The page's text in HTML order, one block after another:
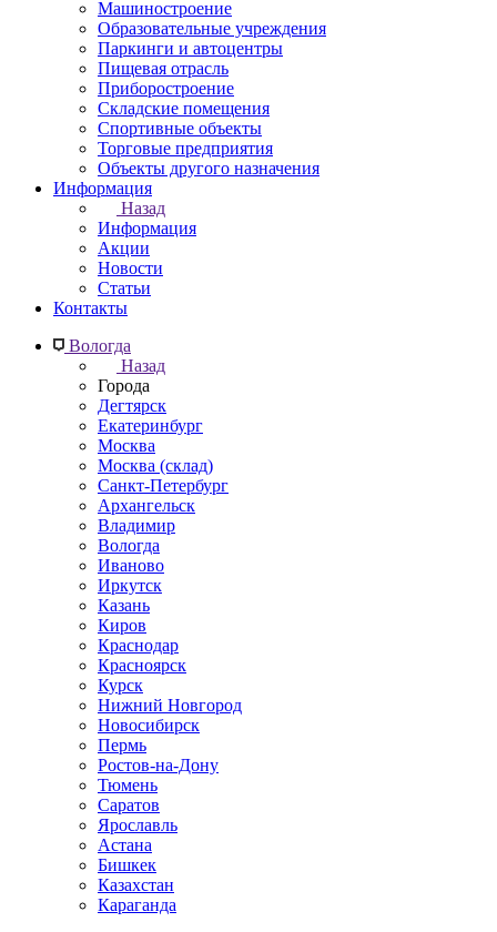
Машиностроение
Образовательные учреждения
Паркинги и автоцентры
Пищевая отрасль
Приборостроение
Складские помещения
Спортивные объекты
Торговые предприятия
Объекты другого назначения
Информация
Назад
Информация
Акции
Новости
Статьи
Контакты
Вологда
Назад
Города
Дегтярск
Екатеринбург
Москва
Москва (склад)
Санкт-Петербург
Архангельск
Владимир
Вологда
Иваново
Иркутск
Казань
Киров
Краснодар
Красноярск
Курск
Нижний Новгород
Новосибирск
Пермь
Ростов-на-Дону
Тюмень
Саратов
Ярославль
Астана
Бишкек
Казахстан
Караганда